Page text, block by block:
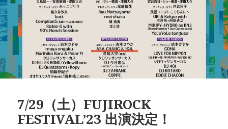
7/29（土）FUJIROCK
FESTIVAL’23 出演決定！